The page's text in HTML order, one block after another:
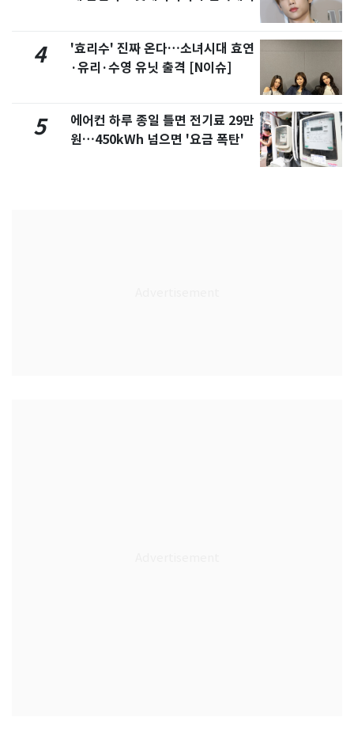
4
'효리수' 진짜 온다…소녀시대 효연
·유리·수영 유닛 출격 [N이슈]
5
에어컨 하루 종일 틀면 전기료 29만
원…450kWh 넘으면 '요금 폭탄'